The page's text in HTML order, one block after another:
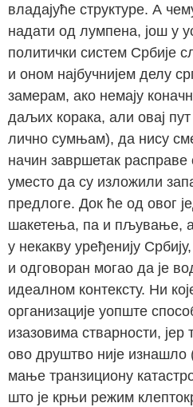
владајуће структуре. А
надати од лумпена, још у
политички систем Србије
и оном најбучнијем делу
замерам, ако немају
даљих корака, али овај
лично сумњам), да нису
начин завршетак расправе
уместо да су изложили
предлоге. Док ће од овог
шакетења, па и пљување,
у некакву уређенију
и одговоран могао да је
идеалном контексту. Ни
организације уопште
изазовима стварности, јер
ово друштво није изнашло
мање транзициону
што је крњи режим